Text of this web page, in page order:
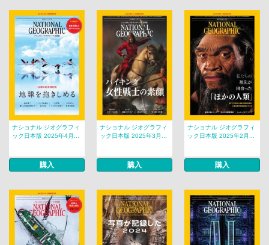
ナショナル ジオグラフィ
ック日本版 2025年4月...
購入
ナショナル ジオグラフィ
ック日本版 2025年3月...
購入
ナショナル ジオグラフィ
ック日本版 2025年2月...
購入